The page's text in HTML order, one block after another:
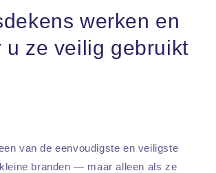
werken en
u ze veilig gebruikt
van de eenvoudigste en veiligste
branden — maar alleen als ze